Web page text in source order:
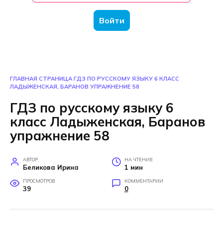
Войти
ГЛАВНАЯ СТРАНИЦА ГДЗ ПО РУССКОМУ ЯЗЫКУ 6 КЛАСС
ЛАДЫЖЕНСКАЯ, БАРАНОВ УПРАЖНЕНИЕ 58
ГДЗ по русскому языку 6
класс Ладыженская, Баранов
упражнение 58
АВТОР
Беликова Ирина
НА ЧТЕНИЕ
1 мин
ПРОСМОТРОВ
39
КОММЕНТАРИИ
0